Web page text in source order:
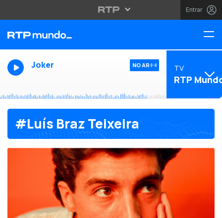
Entrar
Joker NO AR TV
RTP
#Luís Braz Teixeira